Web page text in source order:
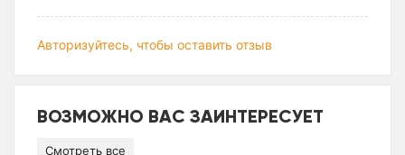
Авторизуйтесь, чтобы оставить отзыв
ВОЗМОЖНО ВАС ЗАИНТЕРЕСУЕТ
Смотреть все